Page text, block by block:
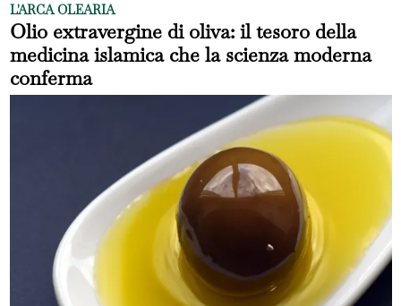
L'ARCA OLEARIA
Olio extravergine di oliva: il tesoro della
medicina islamica che la scienza moderna
conferma